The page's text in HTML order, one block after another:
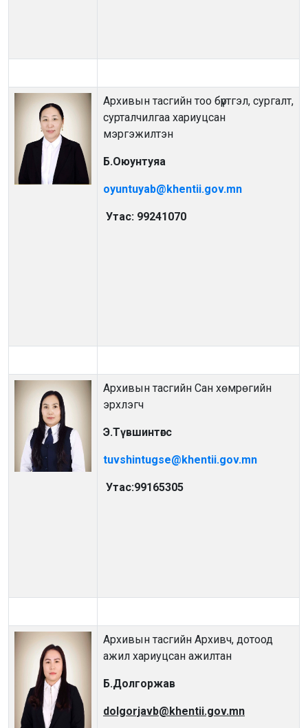
Архивын тасгийн тоо бүртгэл, сургалт,
сурталчилгаа хариуцсан
мэргэжилтэн
Б.Оюунтуяа
oyuntuyab@khentii.gov.mn
Утас: 99241070
Архивын тасгийн Сан хөмрөгийн
эрхлэгч
Э.Түвшинтөгс
tuvshintugse@khentii.gov.mn
Утас:99165305
Архивын тасгийн Архивч, дотоод
ажил хариуцсан ажилтан
Б.Долгоржав
dolgorjavb@khentii.gov.mn